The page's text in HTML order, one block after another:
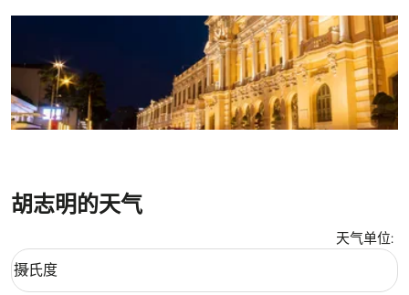
胡志明的天气
天气单位:
Weather unit option 摄氏度 Selected
摄氏度
keyboard_arrow_down